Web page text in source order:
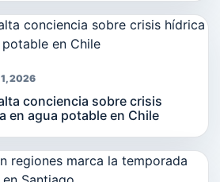
2026
conciencia sobre crisis
en agua potable en Chile